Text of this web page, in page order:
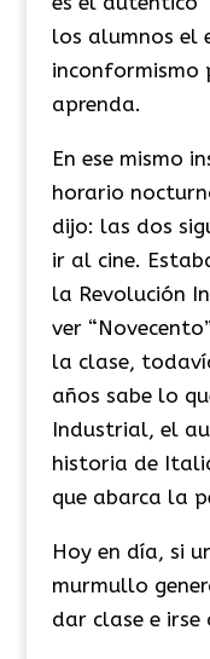
los alumnos el
inconformismo
aprenda.
En ese mismo
horario
dijo: las dos
ir al cine.
la Revolución
ver
la clase,
años sabe lo
Industrial, el
historia de
que abarca la
Hoy en día, si
murmullo
dar clase e irse